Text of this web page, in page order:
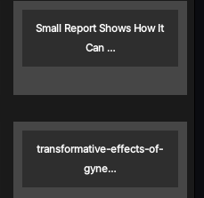
Small Report Shows How It
Can …
transformative-effects-of-
gyne…